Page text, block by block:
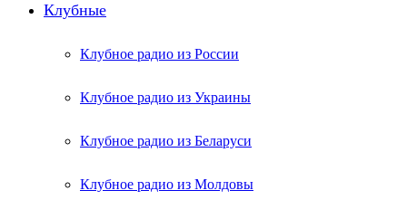
Клубные
Клубное радио из России
Клубное радио из Украины
Клубное радио из Беларуси
Клубное радио из Молдовы